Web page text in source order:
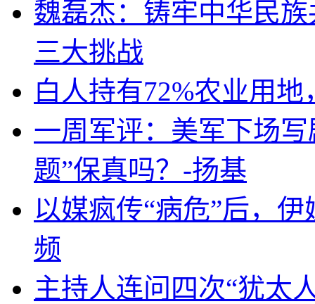
魏磊杰：铸牢中华民
三大挑战
白人持有72%农业用
一周军评：美军下场
题”保真吗？-扬基
以媒疯传“病危”后，
频
主持人连问四次“犹太